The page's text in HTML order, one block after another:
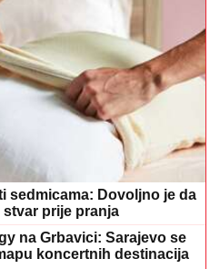
sedmicama: Dovoljno je da
prije pranja
na Grbavici: Sarajevo se
koncertnih destinacija